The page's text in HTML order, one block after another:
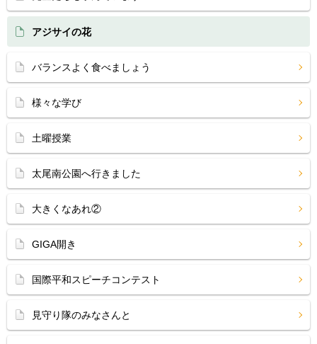
アジサイの花
バランスよく食べましょう
様々な学び
土曜授業
太尾南公園へ行きました
大きくなあれ②
GIGA開き
国際平和スピーチコンテスト
見守り隊のみなさんと